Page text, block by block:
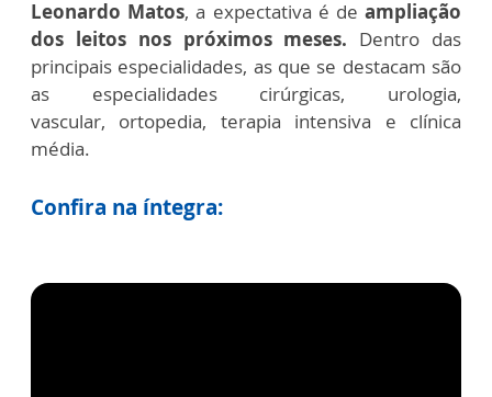
Leonardo Matos, a expectativa é deampliação
dos leitos nos próximos meses. Dentro das
principais especialidades, as que se destacam são
as especialidades cirúrgicas, urologia,
vascular, ortopedia, terapia intensiva e clínica
média.
Confira na íntegra: